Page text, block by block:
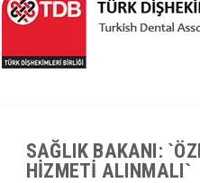
SAĞLIK BAKANI:
HİZMETİ ALINMALI`